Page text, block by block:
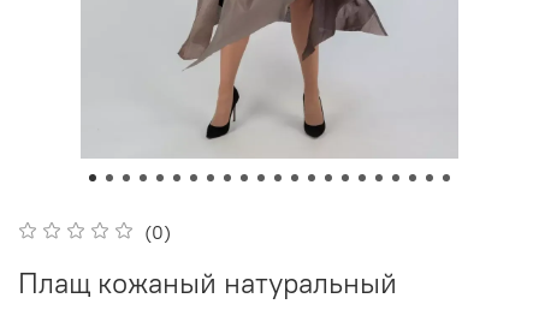
(0)
Плащ кожаный натуральный